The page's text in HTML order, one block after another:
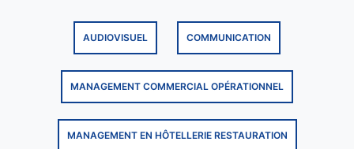
AUDIOVISUEL COMMUNICATION
MANAGEMENT COMMERCIAL OPÉRATIONNEL
MANAGEMENT EN HÔTELLERIE RESTAURATION